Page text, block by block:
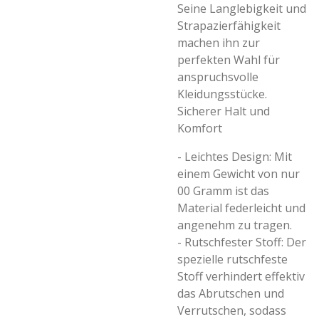
Seine Langlebigkeit und
Strapazierfähigkeit
machen ihn zur
perfekten Wahl für
anspruchsvolle
Kleidungsstücke.
Sicherer Halt und
Komfort
- Leichtes Design: Mit
einem Gewicht von nur
00 Gramm ist das
Material federleicht und
angenehm zu tragen.
- Rutschfester Stoff: Der
spezielle rutschfeste
Stoff verhindert effektiv
das Abrutschen und
Verrutschen, sodass